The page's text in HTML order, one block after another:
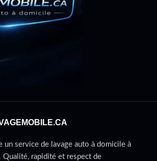
un service de lavage auto à domicile à
rapidité et respect de